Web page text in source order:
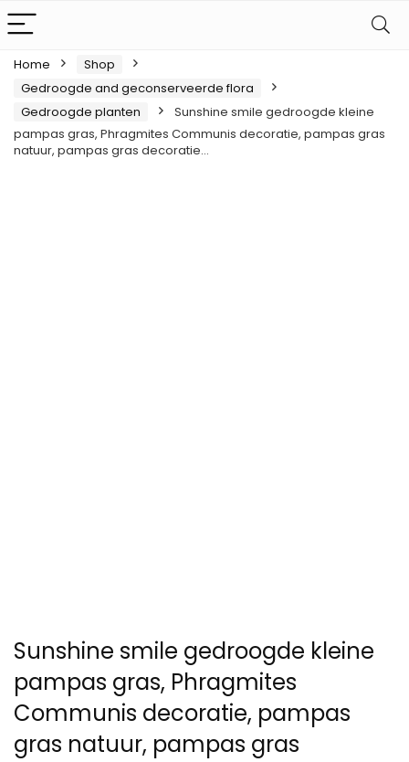
Home
Shop
Gedroogde and geconserveerde flora
Gedroogde planten
Sunshine smile gedroogde kleine
pampas gras, Phragmites Communis decoratie, pampas gras
natuur, pampas gras decoratie…
Sunshine smile gedroogde kleine
pampas gras, Phragmites
Communis decoratie, pampas
gras natuur, pampas gras